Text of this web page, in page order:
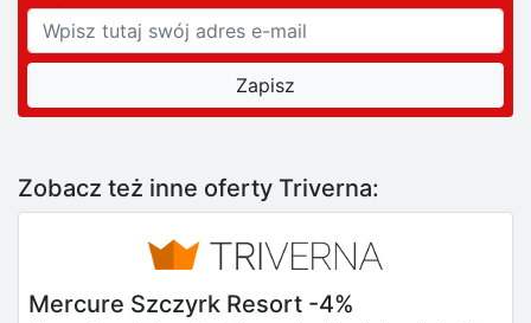
Zobacz też inne oferty Triverna:
Mercure Szczyrk Resort -4%